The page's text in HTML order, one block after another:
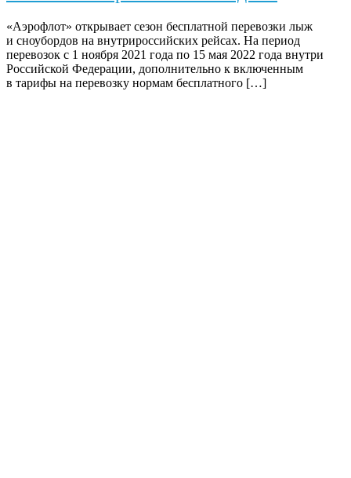
«Аэрофлот» открывает сезон бесплатной перевозки лыж
и сноубордов на внутрироссийских рейсах. На период
перевозок с 1 ноября 2021 года по 15 мая 2022 года внутри
Российской Федерации, дополнительно к включенным
в тарифы на перевозку нормам бесплатного […]